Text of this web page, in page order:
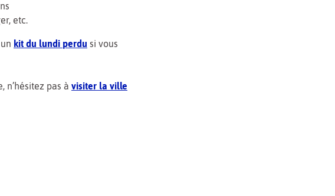
etc.
kit du lundi perdu si vous
pas à visiter la ville